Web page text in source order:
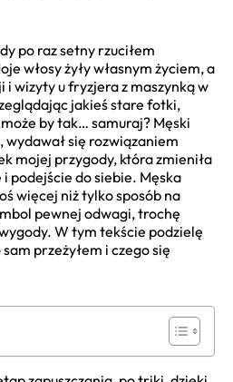
po raz setny rzuciłem
włosy żyły własnym życiem, a
i wizyty u fryzjera z maszynką w
jakieś stare fotki,
by tak… samuraj? Męski
wydawał się rozwiązaniem
mojej przygody, która zmieniła
podejście do siebie. Męska
więcej niż tylko sposób na
pewnej odwagi, trochę
W tym tekście podzielę
przeżyłem i czego się